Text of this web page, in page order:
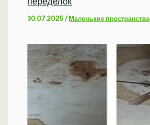
30.07.2025/Маленькие пространства